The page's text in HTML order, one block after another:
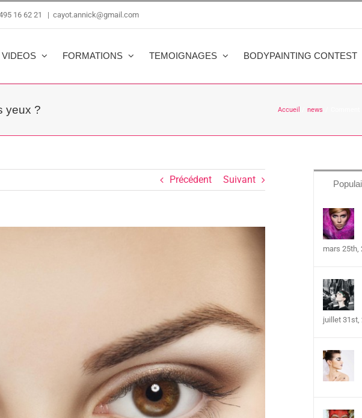
16 62 21 | cayot.annick@gmail.com
FORMATIONS TEMOIGNAGES BODYPAINTING CONTEST
yeux ? Accueil news
Précédent Suivant
mars 25th,
juillet 31st,